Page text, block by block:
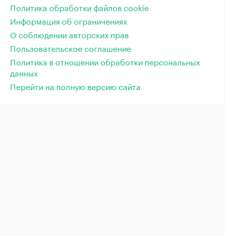
Политика обработки файлов cookie
Информация об ограничениях
О соблюдении авторских прав
Пользовательское соглашение
Политика в отношении обработки персональных
данных
Перейти на полную версию сайта